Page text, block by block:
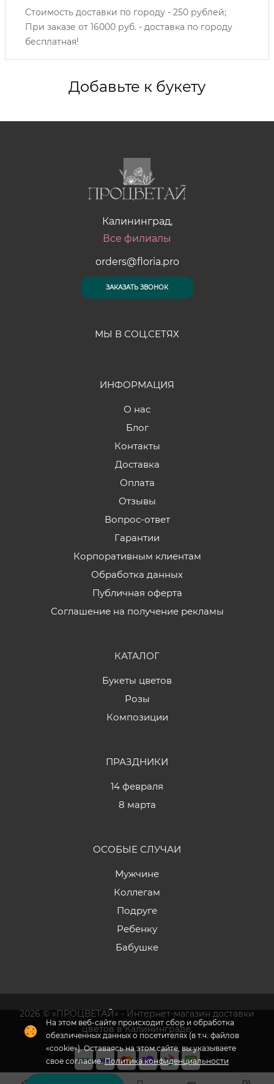
Стоимость доставки по городу - 250 рублей;
При заказе от 16000 руб. - доставка по городу
бесплатная!
Добавьте к букету
Калининград,
Все филиалы
orders@floria.pro
ЗАКАЗАТЬ ЗВОНОК
МЫ В СОЦ.СЕТЯХ
ИНФОРМАЦИЯ
О нас
Блог
Контакты
Доставка
Оплата
Отзывы
Вопрос-ответ
Гарантии
Корпоративным клиентам
Обработка данных
Публичная оферта
Соглашение на получение рекламы
КАТАЛОГ
Букеты цветов
Розы
Композиции
ПРАЗДНИКИ
14 февраля
8 марта
ОСОБЫЕ СЛУЧАИ
Мужчине
Коллегам
Подруге
Ребенку
Бабушке
2026 © «ПРОЦВЕТАЙ» - Интернет-магазин доставки
цветов в Калининграде.